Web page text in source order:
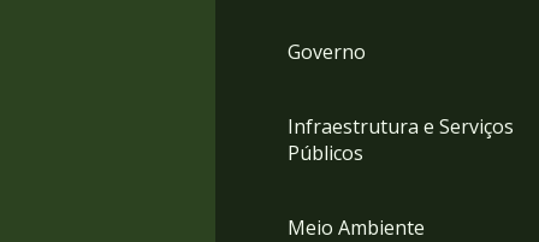
Governo
Infraestrutura e Serviços
Públicos
Meio Ambiente